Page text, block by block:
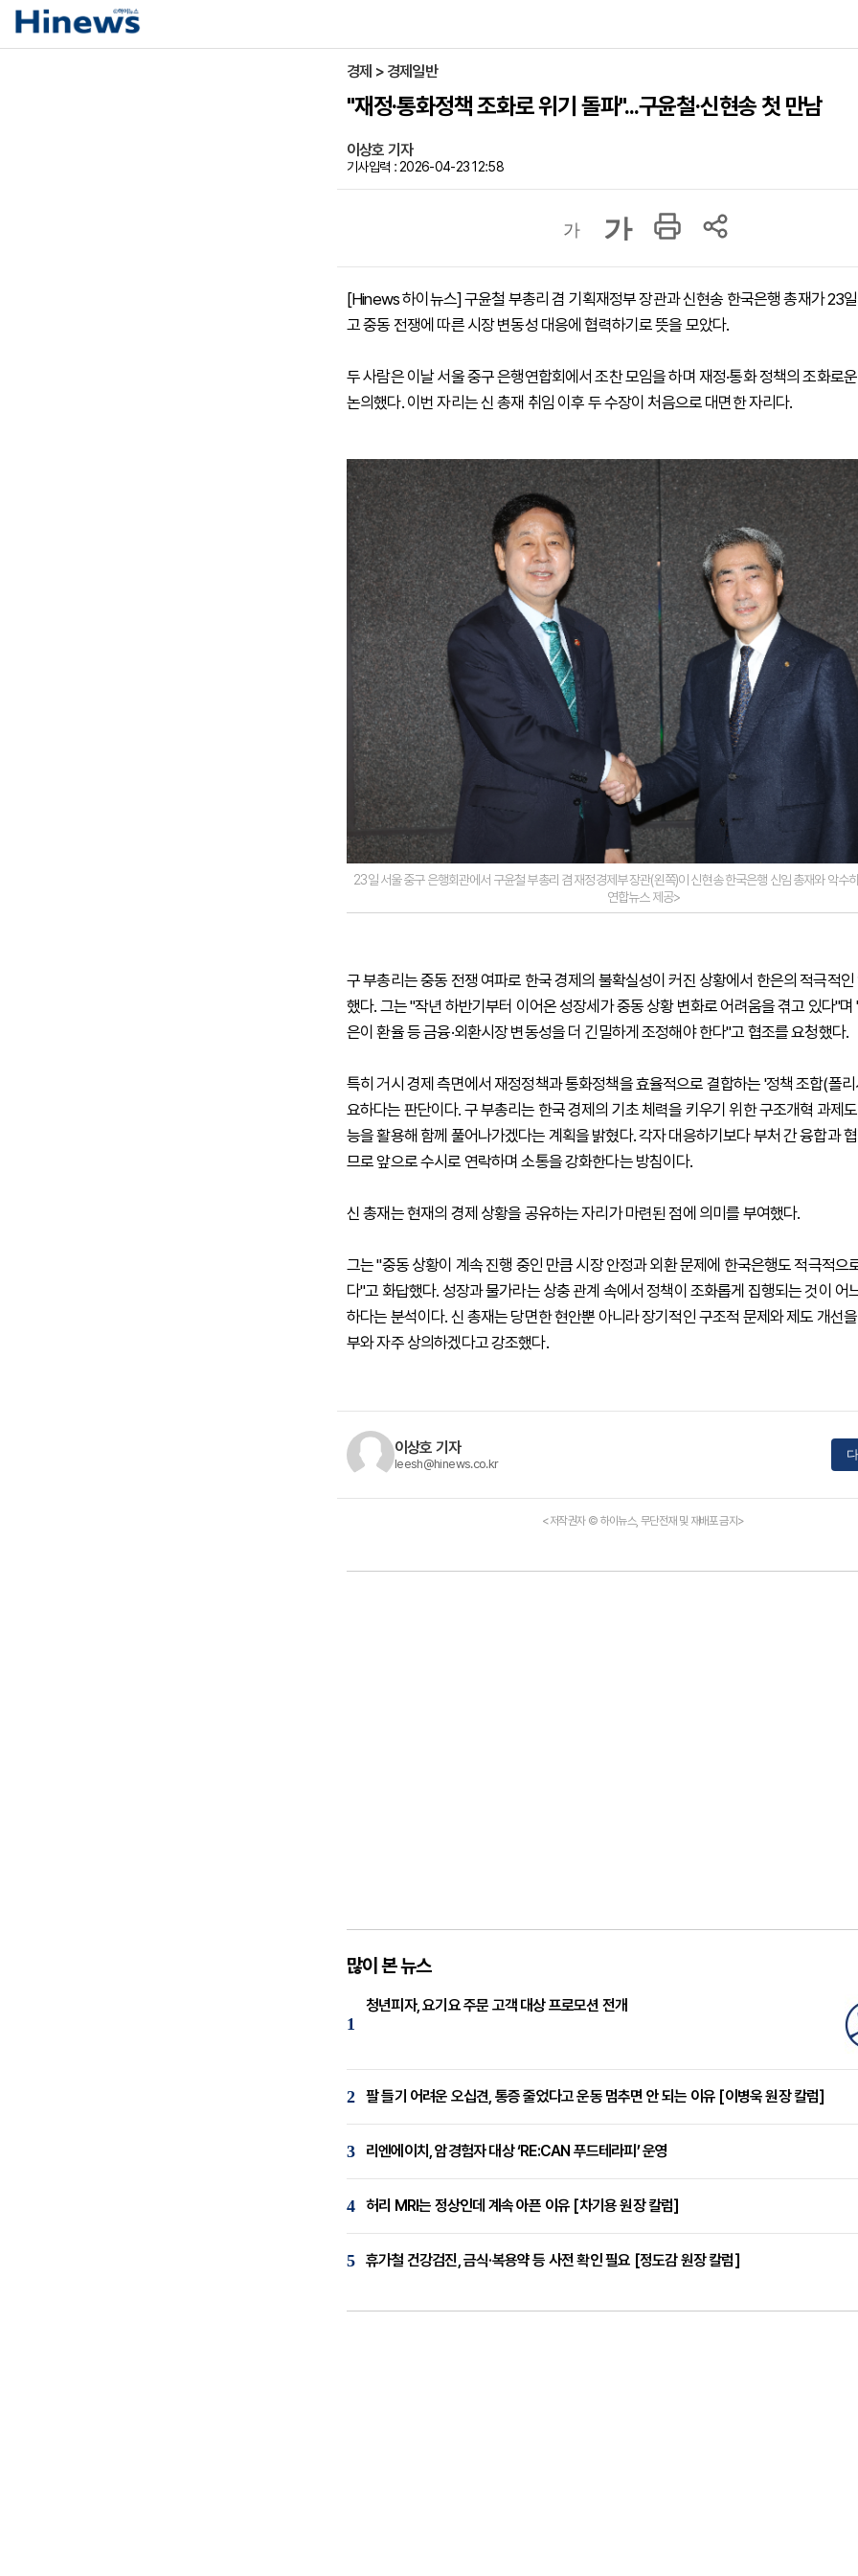
경제 > 경제일반
"재정·통화정책 조화로 위기 돌파"...구윤철·신현송 첫 만남
이상호 기자
기사입력 : 2026-04-23 12:58
가 가
[Hinews 하이뉴스] 구윤철 부총리 겸 기획재정부 장관과 신현송 한국은행 총재가 23
고 중동 전쟁에 따른 시장 변동성 대응에 협력하기로 뜻을 모았다.
두 사람은 이날 서울 중구 은행연합회에서 조찬 모임을 하며 재정·통화 정책의 조화로
논의했다. 이번 자리는 신 총재 취임 이후 두 수장이 처음으로 대면한 자리다.
23일 서울 중구 은행회관에서 구윤철 부총리 겸 재정경제부 장관(왼쪽)이 신현송 한국은행 신임 총재와 악수
연합뉴스 제공>
구 부총리는 중동 전쟁 여파로 한국 경제의 불확실성이 커진 상황에서 한은의 적극적
했다. 그는 "작년 하반기부터 이어온 성장세가 중동 상황 변화로 어려움을 겪고 있다"
은이 환율 등 금융·외환시장 변동성을 더 긴밀하게 조정해야 한다"고 협조를 요청했다.
특히 거시 경제 측면에서 재정정책과 통화정책을 효율적으로 결합하는 '정책 조합(폴
요하다는 판단이다. 구 부총리는 한국 경제의 기초 체력을 키우기 위한 구조개혁 과제
능을 활용해 함께 풀어나가겠다는 계획을 밝혔다. 각자 대응하기보다 부처 간 융합과
므로 앞으로 수시로 연락하며 소통을 강화한다는 방침이다.
신 총재는 현재의 경제 상황을 공유하는 자리가 마련된 점에 의미를 부여했다.
그는 "중동 상황이 계속 진행 중인 만큼 시장 안정과 외환 문제에 한국은행도 적극적으
다"고 화답했다. 성장과 물가라는 상충 관계 속에서 정책이 조화롭게 집행되는 것이 어
하다는 분석이다. 신 총재는 당면한 현안뿐 아니라 장기적인 구조적 문제와 제도 개선
부와 자주 상의하겠다고 강조했다.
이상호 기자
leesh@hinews.co.kr
<저작권자 © 하이뉴스, 무단전재 및 재배포 금지>
많이 본 뉴스
1
청년피자, 요기요 주문 고객 대상 프로모션 전개
2 팔 들기 어려운 오십견, 통증 줄었다고 운동 멈추면 안 되는 이유 [이병욱 원장 칼럼]
3 리엔에이치, 암경험자 대상 ‘RE:CAN 푸드테라피’ 운영
4 허리 MRI는 정상인데 계속 아픈 이유 [차기용 원장 칼럼]
5 휴가철 건강검진, 금식·복용약 등 사전 확인 필요 [정도감 원장 칼럼]